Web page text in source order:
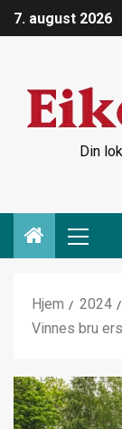
7. august 2026
Din
Hjem 2024
Vinnes bru